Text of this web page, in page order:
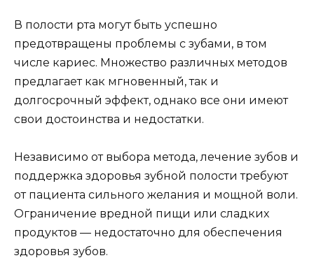
В полости рта могут быть успешно
предотвращены проблемы с зубами, в том
числе кариес. Множество различных методов
предлагает как мгновенный, так и
долгосрочный эффект, однако все они имеют
свои достоинства и недостатки.
Независимо от выбора метода, лечение зубов и
поддержка здоровья зубной полости требуют
от пациента сильного желания и мощной воли.
Ограничение вредной пищи или сладких
продуктов — недостаточно для обеспечения
здоровья зубов.